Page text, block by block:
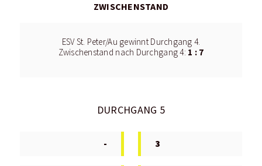
ZWISCHENSTAND
ESV St. Peter/Au gewinnt Durchgang 4.
Zwischenstand nach Durchgang 4: 1 : 7
DURCHGANG 5
- 3